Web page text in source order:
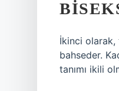
İkinci olarak,
bahseder.
tanımı ikili